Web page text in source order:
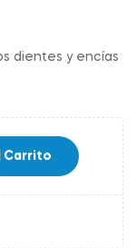
dientes y encías
Carrito